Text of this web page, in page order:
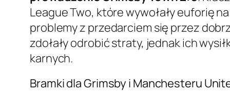
League Two, które wywołały euforię
problemy z przedarciem się przez
zdołały odrobić straty, jednak ich
karnych.
Bramki dla Grimsby i Manchesteru